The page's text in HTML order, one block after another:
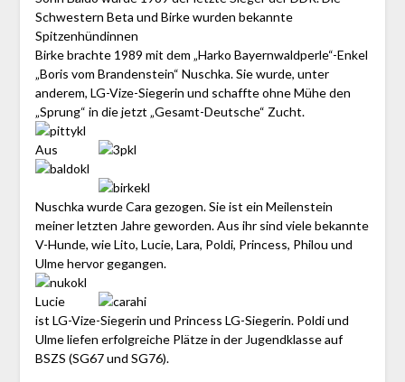
Schwestern Beta und Birke wurden bekannte
Spitzenhündinnen
Birke brachte 1989 mit dem „Harko Bayernwaldperle“-Enkel
„Boris vom Brandenstein“ Nuschka. Sie wurde, unter
anderem, LG-Vize-Siegerin und schaffte ohne Mühe den
„Sprung“ in die jetzt „Gesamt-Deutsche“ Zucht.
Aus
Nuschka wurde Cara gezogen. Sie ist ein Meilenstein
meiner letzten Jahre geworden. Aus ihr sind viele bekannte
V-Hunde, wie Lito, Lucie, Lara, Poldi, Princess, Philou und
Ulme hervor gegangen.
Lucie
ist LG-Vize-Siegerin und Princess LG-Siegerin. Poldi und
Ulme liefen erfolgreiche Plätze in der Jugendklasse auf
BSZS (SG67 und SG76).